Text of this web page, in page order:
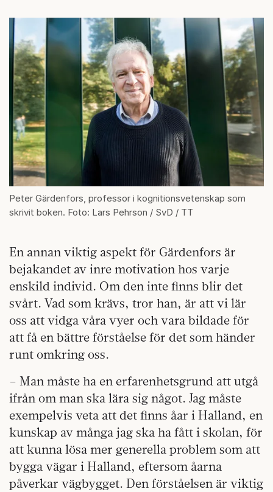
Peter Gärdenfors, professor i kognitionsvetenskap som
skrivit boken. Foto: Lars Pehrson / SvD / TT
En annan viktig aspekt för Gärdenfors är
bejakandet av inre motivation hos varje
enskild individ. Om den inte finns blir det
svårt. Vad som krävs, tror han, är att vi lär
oss att vidga våra vyer och vara bildade för
att få en bättre förståelse för det som händer
runt omkring oss.
– Man måste ha en erfarenhetsgrund att utgå
ifrån om man ska lära sig något. Jag måste
exempelvis veta att det finns åar i Halland, en
kunskap av många jag ska ha fått i skolan, för
att kunna lösa mer generella problem som att
bygga vägar i Halland, eftersom åarna
påverkar vägbygget. Den förståelsen är viktig